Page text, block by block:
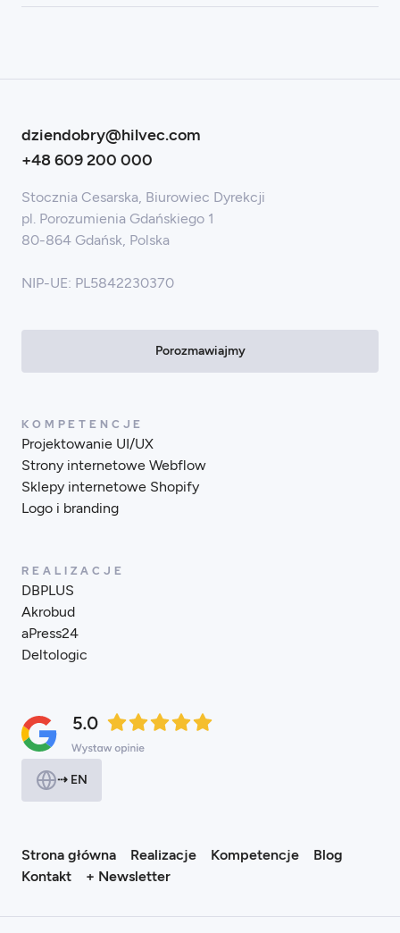
dziendobry@hilvec.com
+48 609 200 000
Stocznia Cesarska, Biurowiec Dyrekcji
pl. Porozumienia Gdańskiego 1
80-864 Gdańsk, Polska
NIP-UE: PL5842230370
Porozmawiajmy
KOMPETENCJE
Projektowanie UI/UX
Strony internetowe Webflow
Sklepy internetowe Shopify
Logo i branding
REALIZACJE
DBPLUS
Akrobud
aPress24
Deltologic
⇢ EN
Strona główna Realizacje Kompetencje
Blog
Kontakt
+ Newsletter